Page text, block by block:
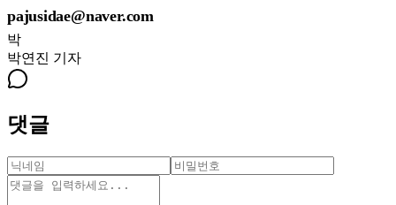
pajusidae@naver.com
박
박연진 기자
댓글